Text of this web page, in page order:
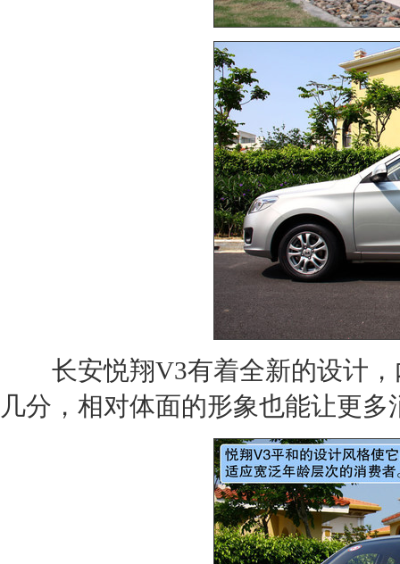
长安悦翔V3有着全新的设计
几分，相对体面的形象也能让更